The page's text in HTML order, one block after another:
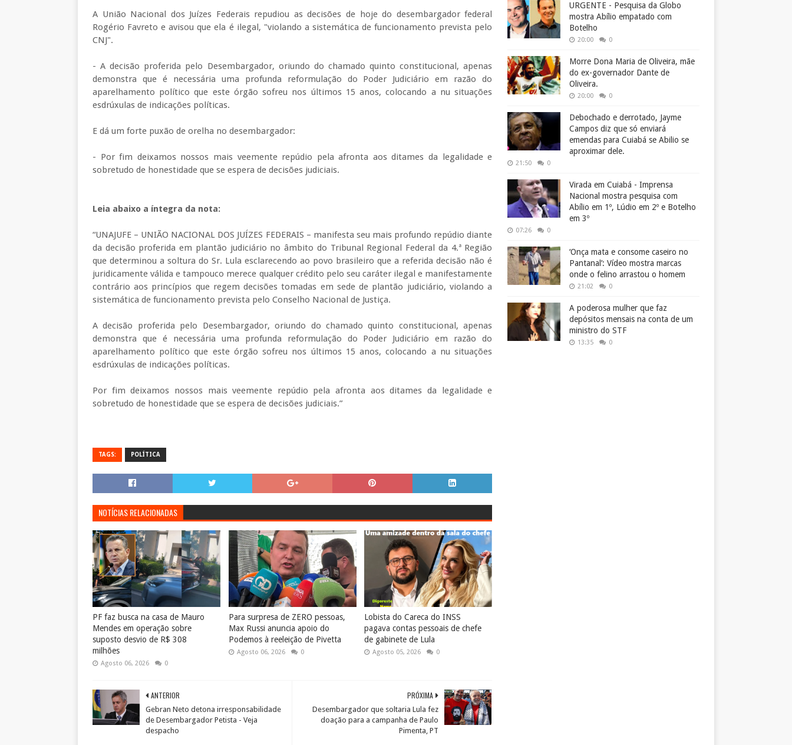
A União Nacional dos Juízes Federais repudiou as decisões de hoje do desembargador federal
Rogério Favreto e avisou que ela é ilegal, "violando a sistemática de funcionamento prevista pelo
CNJ".
- A decisão proferida pelo Desembargador, oriundo do chamado quinto constitucional, apenas
demonstra que é necessária uma profunda reformulação do Poder Judiciário em razão do
aparelhamento político que este órgão sofreu nos últimos 15 anos, colocando a nu situações
esdrúxulas de indicações políticas.
E dá um forte puxão de orelha no desembargador:
- Por fim deixamos nossos mais veemente repúdio pela afronta aos ditames da legalidade e
sobretudo de honestidade que se espera de decisões judiciais.
Leia abaixo a íntegra da nota:
“UNAJUFE – UNIÃO NACIONAL DOS JUÍZES FEDERAIS – manifesta seu mais profundo repúdio diante
da decisão proferida em plantão judiciário no âmbito do Tribunal Regional Federal da 4.ª Região
que determinou a soltura do Sr. Lula esclarecendo ao povo brasileiro que a referida decisão não é
juridicamente válida e tampouco merece qualquer crédito pelo seu caráter ilegal e manifestamente
contrário aos princípios que regem decisões tomadas em sede de plantão judiciário, violando a
sistemática de funcionamento prevista pelo Conselho Nacional de Justiça.
A decisão proferida pelo Desembargador, oriundo do chamado quinto constitucional, apenas
demonstra que é necessária uma profunda reformulação do Poder Judiciário em razão do
aparelhamento político que este órgão sofreu nos últimos 15 anos, colocando a nu situações
esdrúxulas de indicações políticas.
Por fim deixamos nossos mais veemente repúdio pela afronta aos ditames da legalidade e
sobretudo de honestidade que se espera de decisões judiciais.”
TAGS: POLÍTICA
NOTÍCIAS RELACIONADAS
PF faz busca na casa de Mauro
Mendes em operação sobre
suposto desvio de R$ 308
milhões
Agosto 06, 2026 0
Para surpresa de ZERO pessoas,
Max Russi anuncia apoio do
Podemos à reeleição de Pivetta
Agosto 06, 2026 0
Lobista do Careca do INSS
pagava contas pessoais de chefe
de gabinete de Lula
Agosto 05, 2026 0
PRÓXIMA
Desembargador que soltaria Lula fez
doação para a campanha de Paulo
Pimenta, PT
ANTERIOR
Gebran Neto detona irresponsabilidade
de Desembargador Petista - Veja
despacho
URGENTE - Pesquisa da Globo
mostra Abílio empatado com
Botelho
20:00 0
Morre Dona Maria de Oliveira, mãe
do ex-governador Dante de
Oliveira.
20:00 0
Debochado e derrotado, Jayme
Campos diz que só enviará
emendas para Cuiabá se Abilio se
aproximar dele.
21:50 0
Virada em Cuiabá - Imprensa
Nacional mostra pesquisa com
Abílio em 1º, Lúdio em 2º e Botelho
em 3º
07:26 0
‘Onça mata e consome caseiro no
Pantanal’: Vídeo mostra marcas
onde o felino arrastou o homem
21:02 0
A poderosa mulher que faz
depósitos mensais na conta de um
ministro do STF
13:35 0